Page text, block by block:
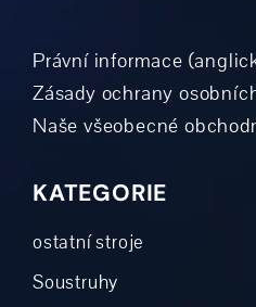
Právní informace
Zásady ochrany
Naše všeobecné
KATEGORIE
ostatní stroje
Soustruhy